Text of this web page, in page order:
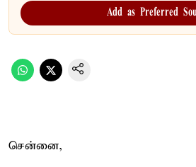
Add as Preferred
சென்னை,